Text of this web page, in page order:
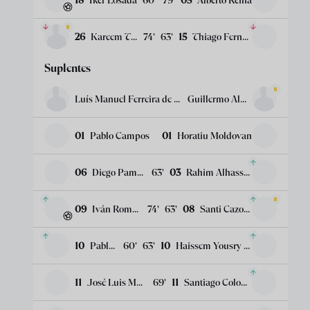
26 Kareem Tunde 74’ 15 Thiago Fernández
63’
Suplentes
Luís Manuel Ferreira de Castro Guillermo Almada
01 Pablo Campos 01 Horatiu Moldovan
06 Diego Pampín 03 Rahim Alhassane
63’
09 Iván Romero 74’ 08 Santi Cazorla
63’
10 Pablo Martínez 60’ 10 Haissem Yousry Fouad Hassan
63’
11 José Luis Morales 11 Santiago Colombatto
69’